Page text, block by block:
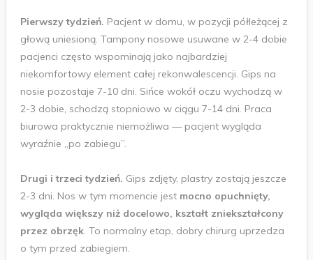
Pierwszy tydzień. Pacjent w domu, w pozycji półleżącej z
głową uniesioną. Tampony nosowe usuwane w 2-4 dobie
pacjenci często wspominają jako najbardziej
niekomfortowy element całej rekonwalescencji. Gips na
nosie pozostaje 7-10 dni. Sińce wokół oczu wychodzą w
2-3 dobie, schodzą stopniowo w ciągu 7-14 dni. Praca
biurowa praktycznie niemożliwa — pacjent wygląda
wyraźnie „po zabiegu”.
Drugi i trzeci tydzień. Gips zdjęty, plastry zostają jeszcze
2-3 dni. Nos w tym momencie jest mocno opuchnięty,
wygląda większy niż docelowo, kształt zniekształcony
przez obrzęk. To normalny etap, dobry chirurg uprzedza
o tym przed zabiegiem.